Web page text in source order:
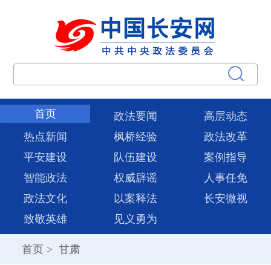
首页 政法要闻
高层动态
热点新闻
枫桥经验
政法改革
平安建设
队伍建设
案例指导
智能政法
权威辟谣
人事任免
政法文化
以案释法
长安微视
致敬英雄
见义勇为
首页 > 甘肃